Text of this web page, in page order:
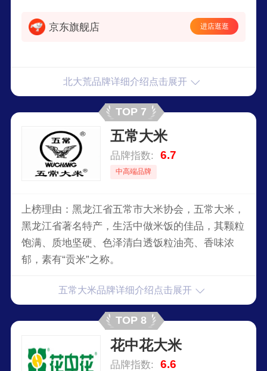
京东旗舰店 进店逛逛
北大荒品牌详细介绍点击展开
TOP 7
五常大米
品牌指数: 6.7
中高端品牌
上榜理由：黑龙江省五常市大米协会，五常大米，
黑龙江省著名特产，生活中做米饭的佳品，其颗粒
饱满、质地坚硬、色泽清白透饭粒油亮、香味浓
郁，素有“贡米”之称。
五常大米品牌详细介绍点击展开
TOP 8
花中花大米
品牌指数: 6.6